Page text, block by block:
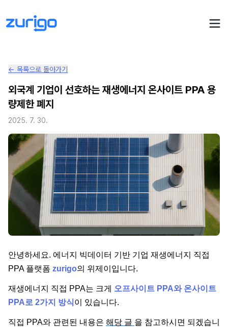
PPA 계약
수요기업 PPA 계산
발전소 PPA 계산
PPA 매칭 LIVE
PPA 관리
PPA 모니터링
PPA 파트너스
전기요금 시뮬레이션 NEW
PPA 매뉴얼
PPA FAQ
AI 컨설턴트 UPDATED
PPA 플레이
인사이트
성공사례
에너지브리핑
단가
회사소개
← 목록으로 돌아가기
외국계 기업이 선호하는 재생에너지 온사이트 PPA 용
량제한 폐지
2025. 7. 30.
안녕하세요. 에너지 빅데이터 기반 기업 재생에너지 직접
PPA 플랫폼 zurigo의 위제이입니다.
재생에너지 직접 PPA는 크게
오프사이트 PPA와 온사이트
PPA로 2가지 방식이 있습니다.
직접 PPA와 관련된 내용은 해당 글 을 참고하시면 되겠습니